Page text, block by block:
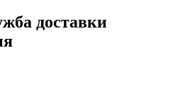
доставки